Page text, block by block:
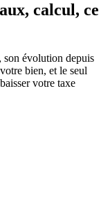
calcul, ce
son évolution depuis
bien, et le seul
votre taxe